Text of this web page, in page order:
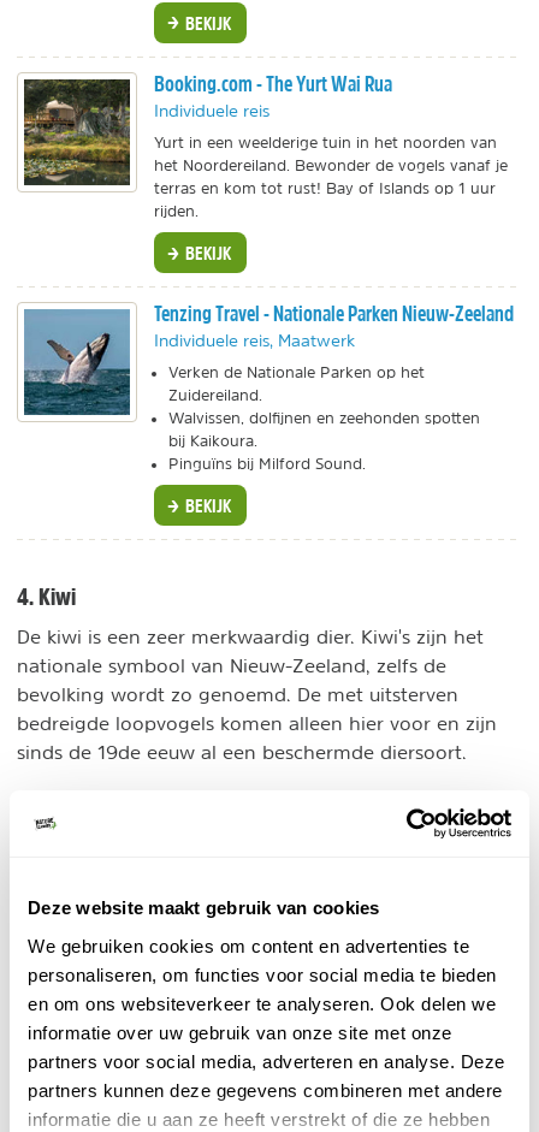
Deze website maakt gebruik van cookies
We gebruiken cookies om content en advertenties te
personaliseren, om functies voor social media te bieden
en om ons websiteverkeer te analyseren. Ook delen we
informatie over uw gebruik van onze site met onze
partners voor social media, adverteren en analyse. Deze
partners kunnen deze gegevens combineren met andere
informatie die u aan ze heeft verstrekt of die ze hebben
BEKIJK
Booking.com - The Yurt Wai Rua
Individuele reis
Yurt in een weelderige tuin in het noorden van
het Noordereiland. Bewonder de vogels vanaf je
terras en kom tot rust! Bay of Islands op 1 uur
rijden.
BEKIJK
Tenzing Travel - Nationale Parken Nieuw-Zeeland
Individuele reis, Maatwerk
Verken de Nationale Parken op het
Zuidereiland.
Walvissen, dolfijnen en zeehonden spotten
bij Kaikoura.
Pinguïns bij Milford Sound.
BEKIJK
4. Kiwi
De kiwi is een zeer merkwaardig dier. Kiwi's zijn het
nationale symbool van Nieuw-Zeeland, zelfs de
bevolking wordt zo genoemd. De met uitsterven
bedreigde loopvogels komen alleen hier voor en zijn
sinds de 19de eeuw al een beschermde diersoort.
De kans om een kiwi te zien is een stuk kleiner dan het
zien van andere
, het is
vreemde geur duikt hij dus snel in zijn verstopplaats
onder de grond of het bladerdek.